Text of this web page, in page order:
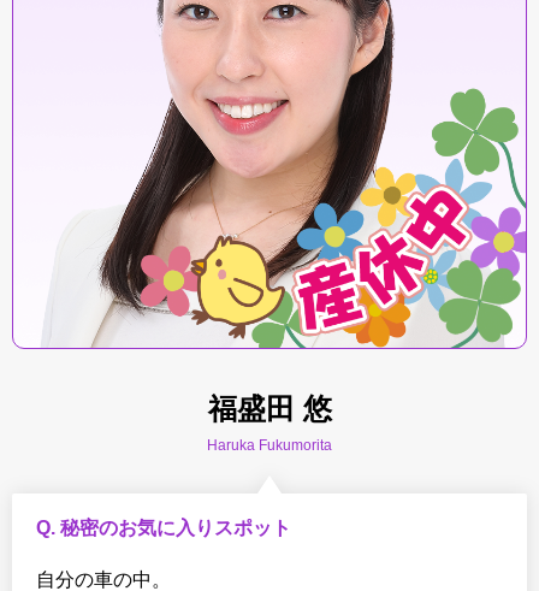
福盛田 悠
Haruka Fukumorita
Q. 秘密のお気に入りスポット
自分の車の中。